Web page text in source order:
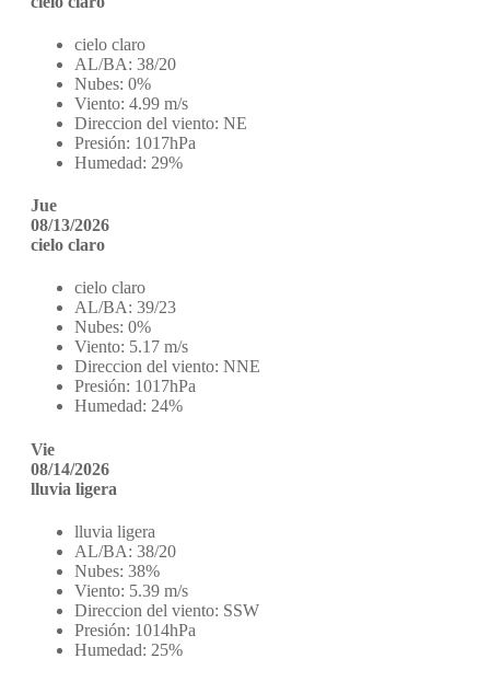
cielo claro
AL/BA: 38/20
Nubes: 0%
Viento: 4.99 m/s
Direccion del viento: NE
Presión: 1017hPa
Humedad: 29%
Jue
08/13/2026
cielo claro
cielo claro
AL/BA: 39/23
Nubes: 0%
Viento: 5.17 m/s
Direccion del viento: NNE
Presión: 1017hPa
Humedad: 24%
Vie
08/14/2026
lluvia ligera
lluvia ligera
AL/BA: 38/20
Nubes: 38%
Viento: 5.39 m/s
Direccion del viento: SSW
Presión: 1014hPa
Humedad: 25%